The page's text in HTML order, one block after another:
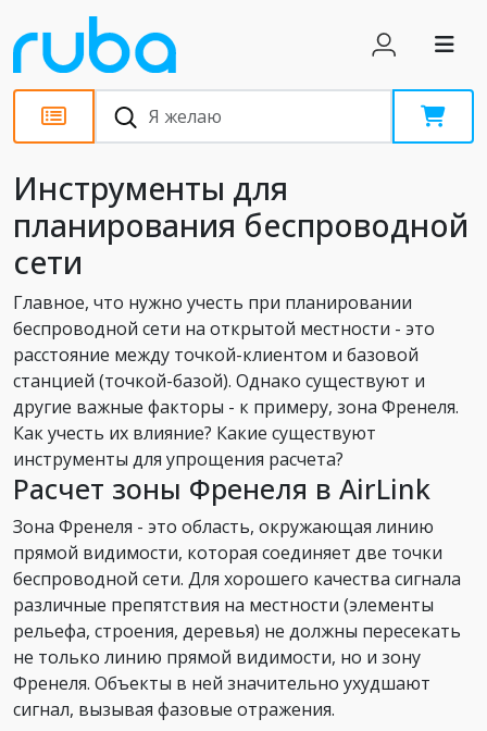
Статьи
Инструменты для
планирования беспроводной
сети
Главное, что нужно учесть при планировании
беспроводной сети на открытой местности - это
расстояние между точкой-клиентом и базовой
станцией (точкой-базой). Однако существуют и
другие важные факторы - к примеру, зона Френеля.
Как учесть их влияние? Какие существуют
инструменты для упрощения расчета?
Расчет зоны Френеля в AirLink
Зона Френеля - это область, окружающая линию
прямой видимости, которая соединяет две точки
беспроводной сети. Для хорошего качества сигнала
различные препятствия на местности (элементы
рельефа, строения, деревья) не должны пересекать
не только линию прямой видимости, но и зону
Френеля. Объекты в ней значительно ухудшают
сигнал, вызывая фазовые отражения.